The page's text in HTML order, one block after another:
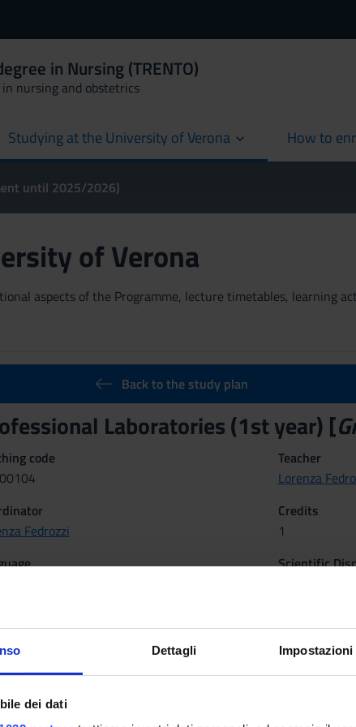
Dettagli
dei dati
in Nursing (TRENTO)
in nursing and obstetrics
Studying at the University of Verona How to
until 2025/2026)
of Verona
aspects of the Programme, lecture timetables, learning
Back to the study plan
Laboratories (1st year) [
code
Teacher
Lorenza
Fedrozzi
Credits
1
Scientific